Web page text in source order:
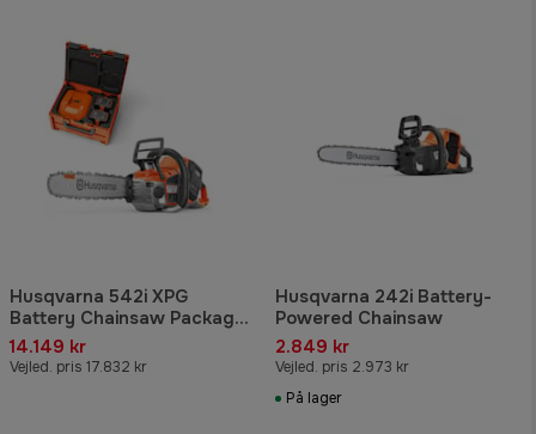
Husqvarna 542i XPG
Battery Chainsaw Package
with Battery Box
14.149 kr
Vejled. pris 17.832 kr
Husqvarna 242i Battery-
Powered Chainsaw
2.849 kr
Vejled. pris 2.973 kr
På lager